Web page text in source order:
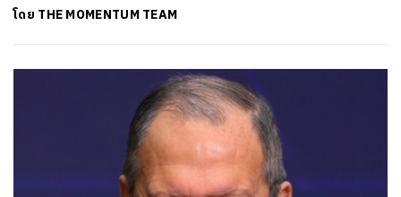
โดย THE MOMENTUM TEAM